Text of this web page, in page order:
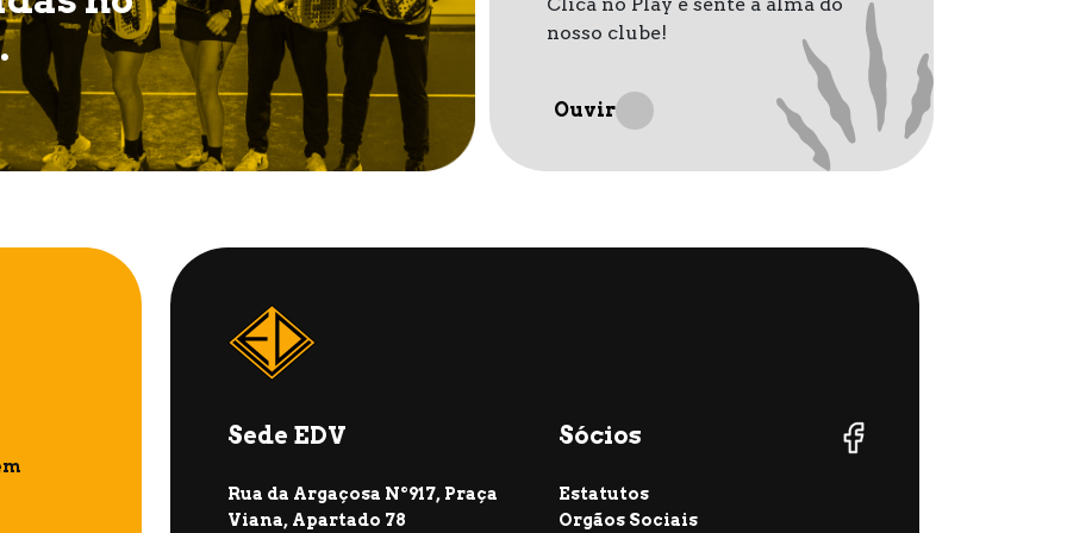
Clica no Play e sente a alma do
nosso clube!
Ouvir
Sede EDV
Rua da Argaçosa Nº917, Praça
Viana, Apartado 78
Sócios
Estatutos
Orgãos Sociais